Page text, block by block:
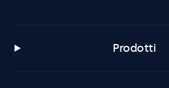
Prodotti